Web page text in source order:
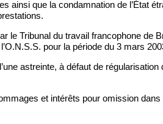
ainsi que la condamnation de l’État
le Tribunal du travail francophone de
pour la période du 3 mars
astreinte, à défaut de
et intérêts pour omission